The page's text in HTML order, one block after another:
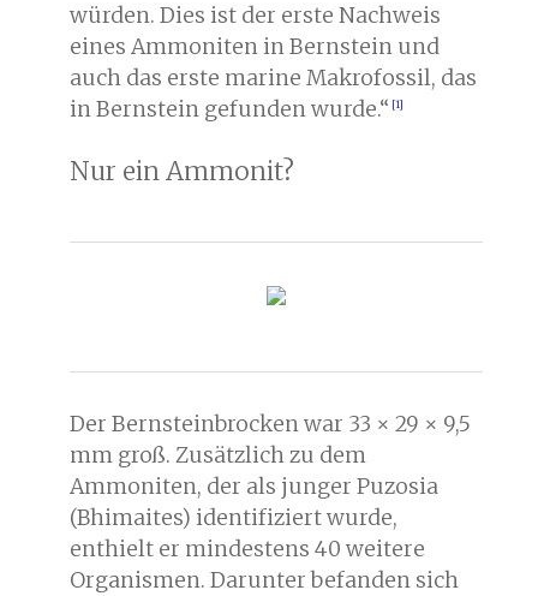
würden. Dies ist der erste Nachweis
eines Ammoniten in Bernstein und
auch das erste marine Makrofossil, das
in Bernstein gefunden wurde.“
Nur ein Ammonit?
Der Bernsteinbrocken war 33 × 29 × 9,5
mm groß. Zusätzlich zu dem
Ammoniten, der als junger Puzosia
(Bhimaites) identifiziert wurde,
enthielt er mindestens 40 weitere
Organismen. Darunter befanden sich